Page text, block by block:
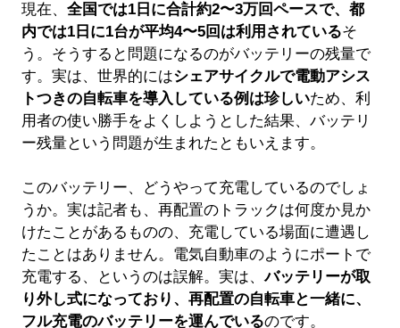
現在、 全国では1日に合計約2〜3万回ペースで、都
内では1日に1台が平均4〜5回は利用されているそ
う。そうすると問題になるのがバッテリーの残量で
す。実は、世界的にはシェアサイクルで電動アシス
トつきの自転車を導入している例は珍しいため、利
用者の使い勝手をよくしようとした結果、バッテリ
ー残量という問題が生まれたともいえます。
このバッテリー、どうやって充電しているのでしょ
うか。実は記者も、再配置のトラックは何度か見か
けたことがあるものの、充電している場面に遭遇し
たことはありません。電気自動車のようにポートで
充電する、というのは誤解。実は、バッテリーが取
り外し式になっており、再配置の自転車と一緒に、
フル充電のバッテリーを運んでいるのです。